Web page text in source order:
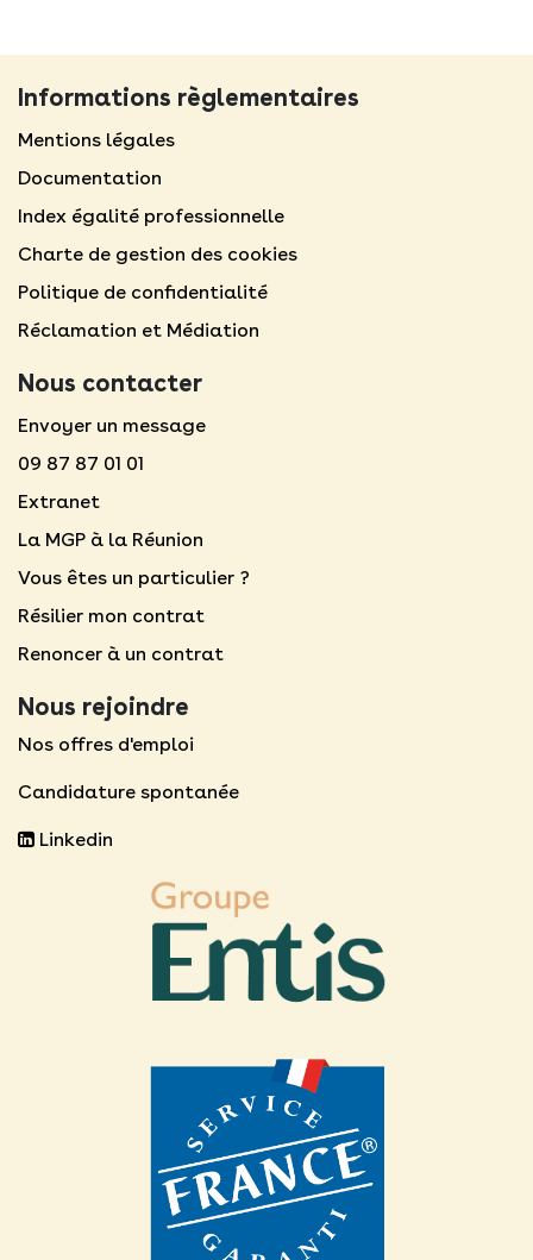
Informations règlementaires
Mentions légales​
Documentation
Index égalité professionnelle
Charte de gestion des cookies
Politique de confidentialité
Réclamation et Médiation
Nous contacter
Envoyer un message
09 87 87 01 01
Extranet
La MGP à la Réunion
Vous êtes un particulier ?
Résilier mon contrat
Renoncer à un contrat
Nous rejoindre
Nos offres d'emploi
Candidature spontanée
Linkedin